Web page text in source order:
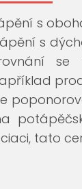
s
s
se
tato